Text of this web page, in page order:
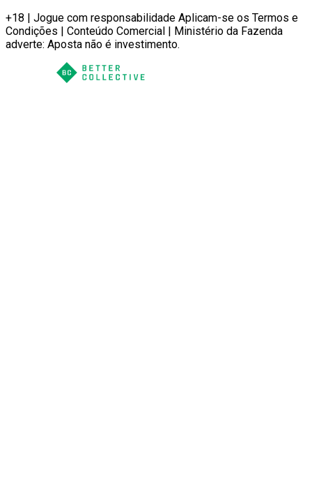
+18 | Jogue com responsabilidade Aplicam-se os Termos e
Condições | Conteúdo Comercial | Ministério da Fazenda
adverte: Aposta não é investimento.